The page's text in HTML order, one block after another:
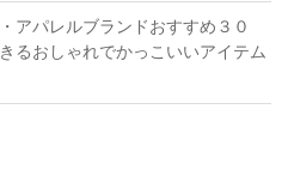
アパレルブランドおすすめ３０
るおしゃれでかっこいいアイテム